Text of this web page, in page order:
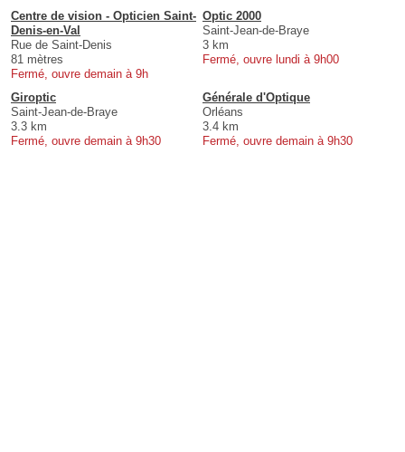
Centre de vision - Opticien Saint-
Denis-en-Val
Rue de Saint-Denis
81 mètres
Fermé, ouvre demain à 9h
Optic 2000
Saint-Jean-de-Braye
3 km
Fermé, ouvre lundi à 9h00
Giroptic
Saint-Jean-de-Braye
3.3 km
Fermé, ouvre demain à 9h30
Générale d'Optique
Orléans
3.4 km
Fermé, ouvre demain à 9h30